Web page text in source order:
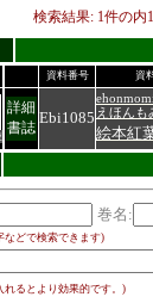
検索結果: 1件の内1
資料番号 資
詳細
書誌
Ebi1085 えほんも
絵本紅
巻名:
などで検索できます)
れるとより効果的です。)